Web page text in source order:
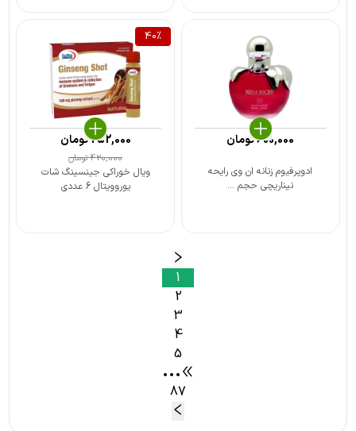
ادوپرفیوم زنانه ان وی رایحه
نیناریچی حجم ...
600,000تومان
40%
ویال خوراکی جینسینگ شات
یوروویتال 6 عددی
420,000تومان
252,000تومان
1
2
3
4
5
•••
87